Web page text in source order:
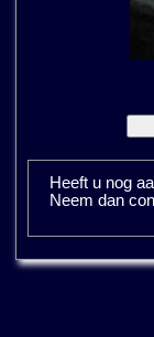
Heeft u nog
Neem dan